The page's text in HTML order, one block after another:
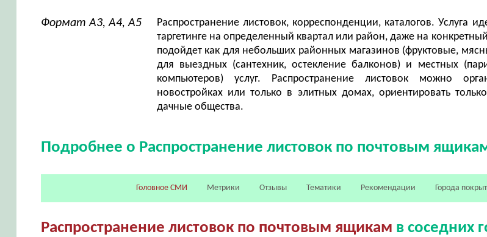
Формат А3, А4, А5
Распространение листовок, корреспонденции, каталогов. Услуга
таргетинге на определенный квартал или район, даже на
подойдет как для небольших районных магазинов (фруктовые,
для выездных (сантехник, остекление балконов) и местных
компьютеров) услуг. Распространение листовок можно
новостройках или только в элитных домах, ориентировать
дачные общества.
Подробнее о Распространение листовок по почтовым
Головное СМИ Метрики Отзывы Тематики Рекомендации Города
Распространение листовок по почтовым ящикам в соседних